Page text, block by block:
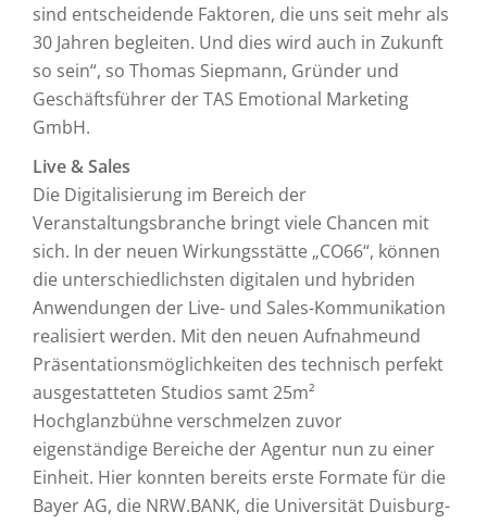
sind entscheidende Faktoren, die uns seit mehr als
30 Jahren begleiten. Und dies wird auch in Zukunft
so sein“, so Thomas Siepmann, Gründer und
Geschäftsführer der TAS Emotional Marketing
GmbH.
Live & Sales
Die Digitalisierung im Bereich der
Veranstaltungsbranche bringt viele Chancen mit
sich. In der neuen Wirkungsstätte „CO66“, können
die unterschiedlichsten digitalen und hybriden
Anwendungen der Live- und Sales-Kommunikation
realisiert werden. Mit den neuen Aufnahmeund
Präsentationsmöglichkeiten des technisch perfekt
ausgestatteten Studios samt 25m²
Hochglanzbühne verschmelzen zuvor
eigenständige Bereiche der Agentur nun zu einer
Einheit. Hier konnten bereits erste Formate für die
Bayer AG, die NRW.BANK, die Universität Duisburg-